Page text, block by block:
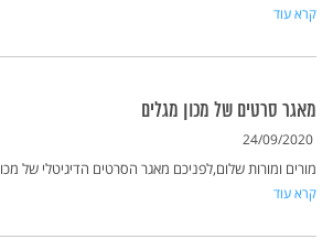
קרא עוד
מאגר סרטים של מכון מגלים
24/09/2020
מורים ומורות שלום,לפניכם מאגר הסרטים הדיגיטלי של
קרא עוד